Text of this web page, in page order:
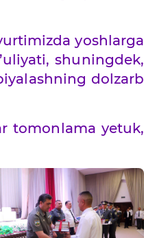
yoshlarga
shuningdek,
dolzarb
tomonlama yetuk,